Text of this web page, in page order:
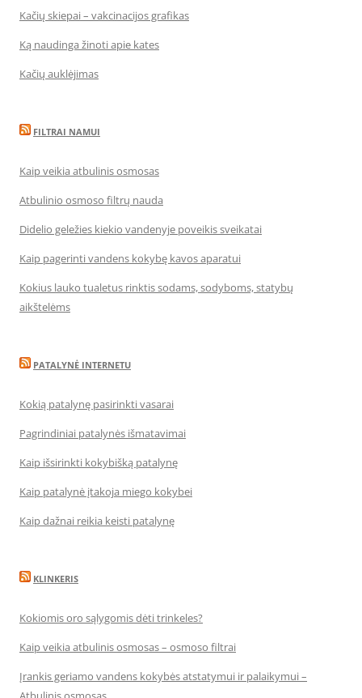
Kačių skiepai – vakcinacijos grafikas
Ką naudinga žinoti apie kates
Kačių auklėjimas
FILTRAI NAMUI
Kaip veikia atbulinis osmosas
Atbulinio osmoso filtrų nauda
Didelio geležies kiekio vandenyje poveikis sveikatai
Kaip pagerinti vandens kokybę kavos aparatui
Kokius lauko tualetus rinktis sodams, sodyboms, statybų
aikštelėms
PATALYNĖ INTERNETU
Kokią patalynę pasirinkti vasarai
Pagrindiniai patalynės išmatavimai
Kaip išsirinkti kokybišką patalynę
Kaip patalynė įtakoja miego kokybei
Kaip dažnai reikia keisti patalynę
KLINKERIS
Kokiomis oro sąlygomis dėti trinkeles?
Kaip veikia atbulinis osmosas – osmoso filtrai
Įrankis geriamo vandens kokybės atstatymui ir palaikymui –